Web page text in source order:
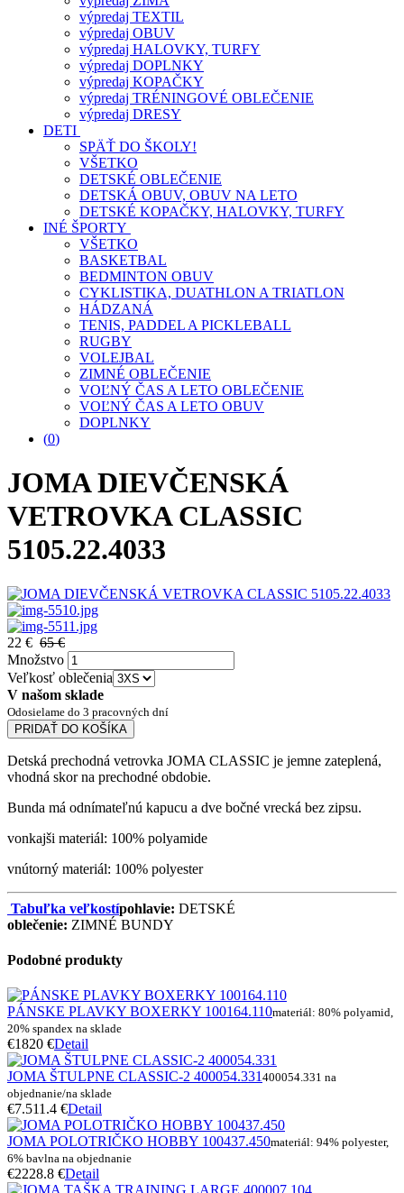
výpredaj TEXTIL
výpredaj OBUV
výpredaj HALOVKY, TURFY
výpredaj DOPLNKY
výpredaj KOPAČKY
výpredaj TRÉNINGOVÉ OBLEČENIE
výpredaj DRESY
DETI
SPÄŤ DO ŠKOLY!
VŠETKO
DETSKÉ OBLEČENIE
DETSKÁ OBUV, OBUV NA LETO
DETSKÉ KOPAČKY, HALOVKY, TURFY
INÉ ŠPORTY
VŠETKO
BASKETBAL
BEDMINTON OBUV
CYKLISTIKA, DUATHLON A TRIATLON
HÁDZANÁ
TENIS, PADDEL A PICKLEBALL
RUGBY
VOLEJBAL
ZIMNÉ OBLEČENIE
VOĽNÝ ČAS A LETO OBLEČENIE
VOĽNÝ ČAS A LETO OBUV
DOPLNKY
(0)
JOMA DIEVČENSKÁ
VETROVKA CLASSIC
5105.22.4033
22 € 65 €
Množstvo
Veľkosť oblečenia
V našom sklade
Odosielame do 3 pracovných dní
PRIDAŤ DO KOŠÍKA
Detská prechodná vetrovka JOMA CLASSIC je jemne zateplená,
vhodná skor na prechodné obdobie.
Bunda má odnímateľnú kapucu a dve bočné vrecká bez zipsu.
vonkajši materiál: 100% polyamide
vnútorný materiál: 100% polyester
Tabuľka veľkostípohlavie: DETSKÉ
oblečenie: ZIMNÉ BUNDY
Podobné produkty
PÁNSKE PLAVKY BOXERKY 100164.110materiál: 80% polyamid,
20% spandex na sklade
€1820 €Detail
JOMA ŠTULPNE CLASSIC-2 400054.331400054.331 na
objednanie/na sklade
€7.511.4 €Detail
JOMA POLOTRIČKO HOBBY 100437.450materiál: 94% polyester,
6% bavlna na objednanie
€2228.8 €Detail